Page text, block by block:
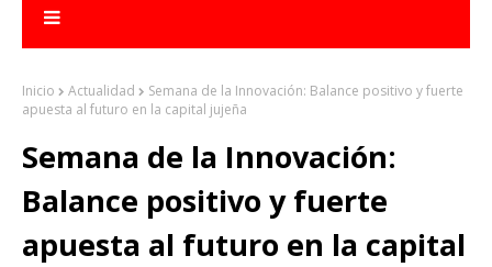
Inicio Actualidad
Semana de la Innovación: Balance positivo y fuerte
apuesta al futuro en la capital jujeña
Semana de la Innovación:
Balance positivo y fuerte
apuesta al futuro en la capital